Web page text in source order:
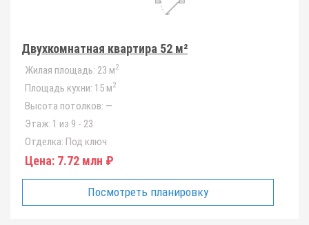
Двухкомнатная квартира 52 м²
Жилая площадь: 23 м2
Площадь кухни: 15 м2
Высота потолков: —
Этаж: 1 из 9 - 23
Отделка: Под ключ
Цена: 7.72 млн ₽
Посмотреть планировку